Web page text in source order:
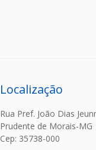
Localização
Rua Pref. João Dias
Prudente de Morais-MG
Cep: 35738-000